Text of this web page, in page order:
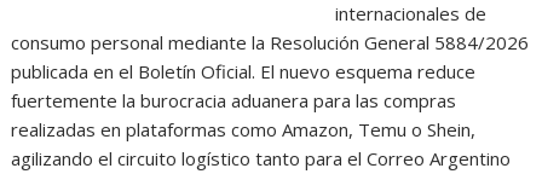
internacionales de
consumo personal mediante la Resolución General 5884/2026
publicada en el Boletín Oficial. El nuevo esquema reduce
fuertemente la burocracia aduanera para las compras
realizadas en plataformas como Amazon, Temu o Shein,
agilizando el circuito logístico tanto para el Correo Argentino